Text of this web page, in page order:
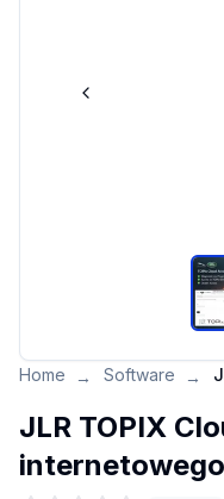
Home → Software →
JLR TOPIX